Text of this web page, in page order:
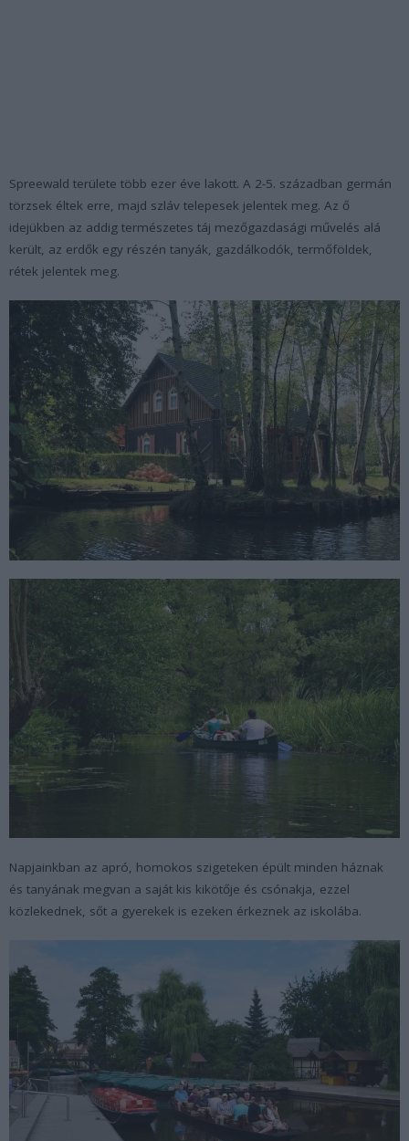
Spreewald területe több ezer éve lakott. A 2-5. században germán
törzsek éltek erre, majd szláv telepesek jelentek meg. Az ő
idejükben az addig természetes táj mezőgazdasági művelés alá
került, az erdők egy részén tanyák, gazdálkodók, termőföldek,
rétek jelentek meg.
Napjainkban az apró, homokos szigeteken épült minden háznak
és tanyának megvan a saját kis kikötője és csónakja, ezzel
közlekednek, sőt a gyerekek is ezeken érkeznek az iskolába.